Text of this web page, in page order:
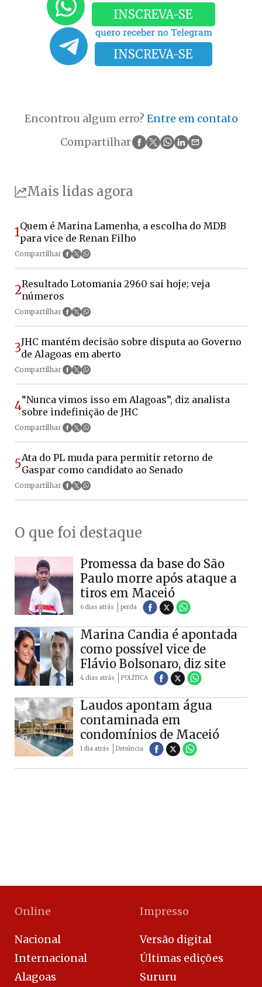
INSCREVA-SE
quero receber no Telegram
INSCREVA-SE
Encontrou algum erro? Entre em contato
Compartilhar
Mais lidas agora
1Quem é Marina Lamenha, a escolha do MDB
para vice de Renan Filho
Compartilhar
2Resultado Lotomania 2960 sai hoje; veja
números
Compartilhar
3JHC mantém decisão sobre disputa ao Governo
de Alagoas em aberto
Compartilhar
4“Nunca vimos isso em Alagoas”, diz analista
sobre indefinição de JHC
Compartilhar
5Ata do PL muda para permitir retorno de
Gaspar como candidato ao Senado
Compartilhar
O que foi destaque
Promessa da base do São
Paulo morre após ataque a
tiros em Maceió
6 dias atrás perda
Marina Candia é apontada
como possível vice de
Flávio Bolsonaro, diz site
4 dias atrás POLÍTICA
Laudos apontam água
contaminada em
condomínios de Maceió
1 dia atrás Denúncia
Online
Nacional
Internacional
Alagoas
Impresso
Versão digital
Últimas edições
Sururu